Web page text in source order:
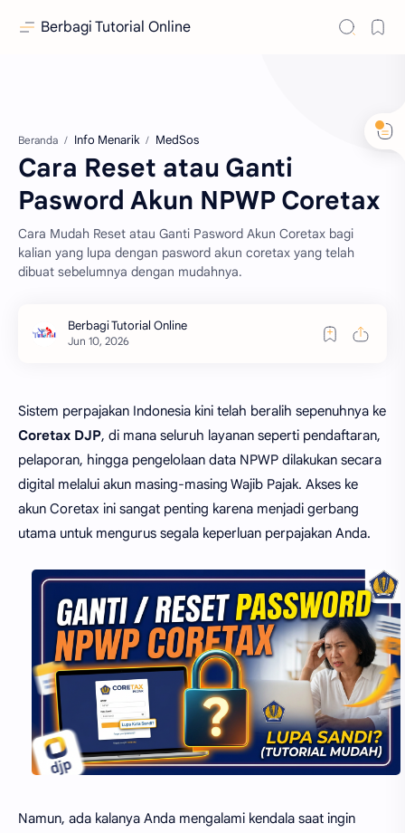
Berbagi Tutorial Online
Beranda Info Menarik MedSos
Cara Reset atau Ganti
Pasword Akun NPWP Coretax
Cara Mudah Reset atau Ganti Pasword Akun Coretax bagi
kalian yang lupa dengan pasword akun coretax yang telah
dibuat sebelumnya dengan mudahnya.
Sistem perpajakan Indonesia kini telah beralih sepenuhnya ke
Coretax DJP, di mana seluruh layanan seperti pendaftaran,
pelaporan, hingga pengelolaan data NPWP dilakukan secara
digital melalui akun masing-masing Wajib Pajak. Akses ke
akun Coretax ini sangat penting karena menjadi gerbang
utama untuk mengurus segala keperluan perpajakan Anda.
Namun, ada kalanya Anda mengalami kendala saat ingin